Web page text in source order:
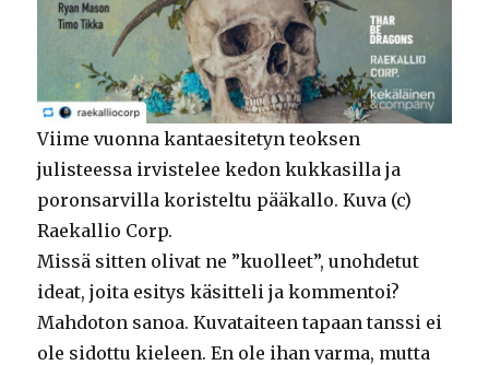
Viime vuonna kantaesitetyn teoksen
julisteessa irvistelee kedon kukkasilla ja
poronsarvilla koristeltu pääkallo. Kuva (c)
Raekallio Corp.
Missä sitten olivat ne ”kuolleet”, unohdetut
ideat, joita esitys käsitteli ja kommentoi?
Mahdoton sanoa. Kuvataiteen tapaan tanssi ei
ole sidottu kieleen. En ole ihan varma, mutta